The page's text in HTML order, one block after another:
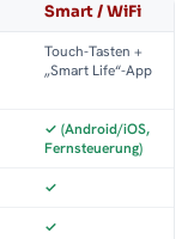
Smart / WiFi
Touch-Tasten +
„Smart Life“-App
✓ (Android/iOS,
Fernsteuerung)
✓
✓